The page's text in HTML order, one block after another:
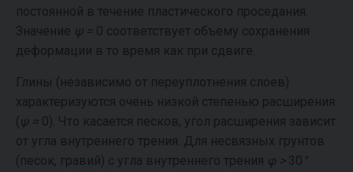
постоянной в течение пластического проседания.
Значение ψ =
0 соответствует объему сохранения
деформации в то время как при сдвиге.
Глины (независимо от переуплотнения слоев)
характеризуются очень низкой степенью расширения
( ψ ≈ 0). Что касается песков, угол расширения зависит
от угла внутреннего трения. Для несвязных грунтов
(песок, гравий) с угла внутреннего трения φ >30